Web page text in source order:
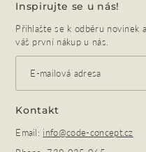
Inspirujte se u nás!
Přihlašte se k odběru novinek
váš první nákup u nás.
Kontakt
Email: info@code-concept.cz